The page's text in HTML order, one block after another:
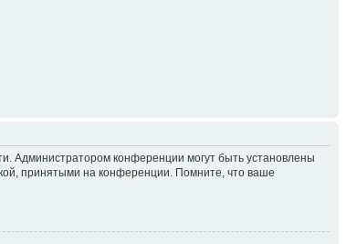
Администратором конференции могут быть установлены
принятыми на конференции. Помните, что ваше